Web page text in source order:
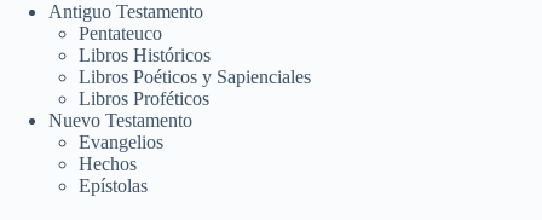
Antiguo Testamento
Pentateuco
Libros Históricos
Libros Poéticos y Sapienciales
Libros Proféticos
Nuevo Testamento
Evangelios
Hechos
Epístolas